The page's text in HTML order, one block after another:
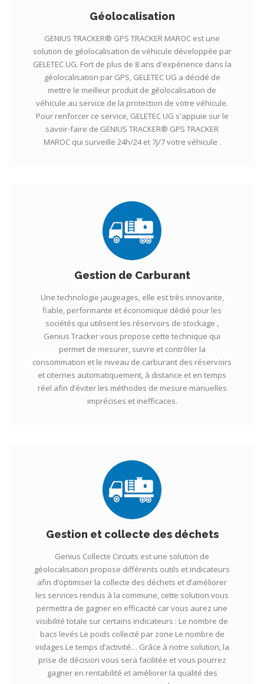
Géolocalisation
GENIUS TRACKER® GPS TRACKER MAROC est une
solution de géolocalisation de véhicule développée par
GELETEC UG. Fort de plus de 8 ans d'expérience dans la
géolocalisation par GPS, GELETEC UG a décidé de
mettre le meilleur produit de géolocalisation de
véhicule au service de la protection de votre véhicule.
Pour renforcer ce service, GELETEC UG s'appuie sur le
savoir-faire de GENIUS TRACKER® GPS TRACKER
MAROC qui surveille 24h/24 et 7j/7 votre véhicule .
Gestion de Carburant
Une technologie jaugeages, elle est très innovante,
fiable, performante et économique dédié pour les
sociétés qui utilisent les réservoirs de stockage ,
Genius Tracker vous propose cette technique qui
permet de mesurer, suivre et contrôler la
consommation et le niveau de carburant des réservoirs
et citernes automatiquement, à distance et en temps
réel afin d’éviter les méthodes de mesure manuelles
imprécises et inefficaces.
Gestion et collecte des déchets
Genius Collecte Circuits est une solution de
géolocalisation propose différents outils et indicateurs
afin d’optimiser la collecte des déchets et d’améliorer
les services rendus à la commune, cette solution vous
permettra de gagner en efficacité car vous aurez une
visibilité totale sur certains indicateurs : Le nombre de
bacs levés Le poids collecté par zone Le nombre de
vidages Le temps d’activité… Grâce à notre solution, la
prise de décision vous sera facilitée et vous pourrez
gagner en rentabilité et améliorer la qualité des